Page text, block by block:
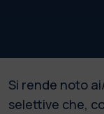
Si rende noto
selettive che,